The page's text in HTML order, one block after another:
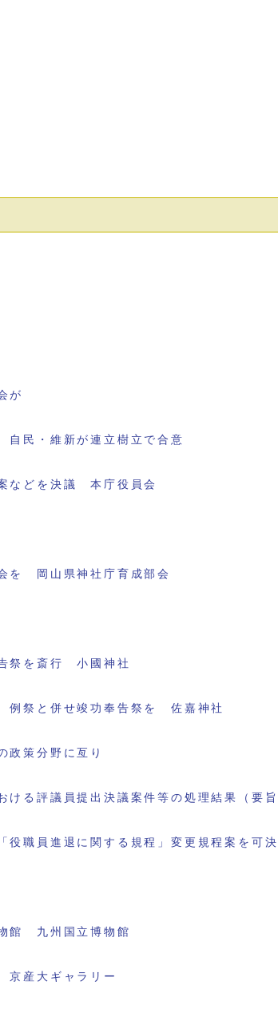
が
民・維新が連立樹立で合意
などを決議 本庁役員会
を 岡山県神社庁育成部会
祭を斎行 小國神社
例祭と併せ竣功奉告祭を 佐嘉神社
策分野に亙り
ける評議員提出決議案件等の処理結果（要旨
職員進退に関する規程」変更規程案を可決
館 九州国立博物館
産大ギャラリー